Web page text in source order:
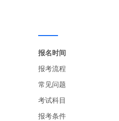
报名时间
报考流程
常见问题
考试科目
报考条件